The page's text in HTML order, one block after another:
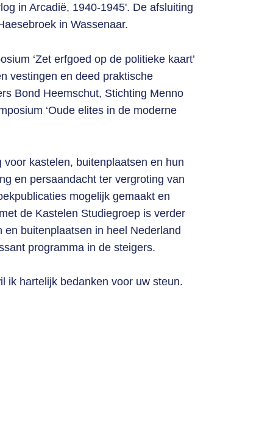
in Arcadië, 1940-1945'. De afsluiting
in Wassenaar.
‘Zet erfgoed op de politieke kaart’
vestingen en deed praktische
Bond Heemschut, Stichting Menno
‘Oude elites in de moderne
kastelen, buitenplaatsen en hun
en persaandacht ter vergroting van
mogelijk gemaakt en
de Kastelen Studiegroep is verder
buitenplaatsen in heel Nederland
programma in de steigers.
ik hartelijk bedanken voor uw steun.